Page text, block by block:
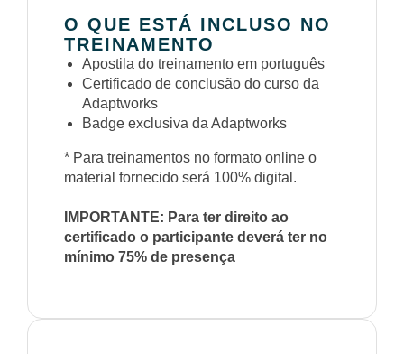
O QUE ESTÁ INCLUSO NO
TREINAMENTO
Apostila do treinamento em português
Certificado de conclusão do curso da
Adaptworks
Badge exclusiva da Adaptworks
* Para treinamentos no formato online o
material fornecido será 100% digital.
IMPORTANTE: Para ter direito ao
certificado o participante deverá ter no
mínimo 75% de presença